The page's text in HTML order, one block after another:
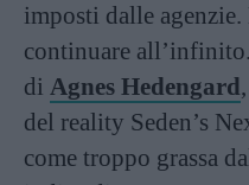
imposti dalle
continuare
di Agnes Hedengard
del reality Seden’s
come troppo grassa